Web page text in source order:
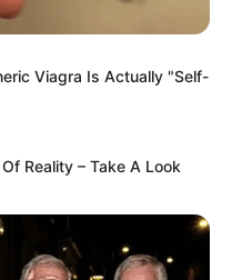
a király,
a
Viagra Is Actually "Self-
Reality – Take A Look